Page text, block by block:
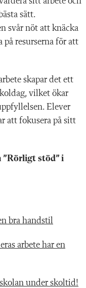
sätt.
svår nöt att knäcka
på resurserna för att
skapar det ett
vilket ökar
Elever
att fokusera på sitt
”Rörligt stöd” i
bra handstil
arbete har en
under skoltid!